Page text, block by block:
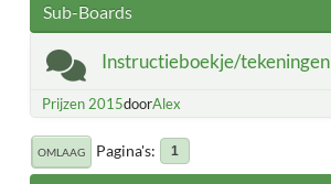
Sub-Boards
Instructieboekje/tekeningen
Prijzen 2015doorAlex
OMLAAG Pagina's 1